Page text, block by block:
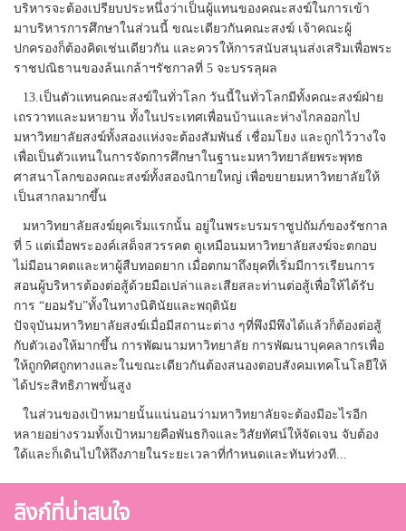
บริหารจะต้องเปรียบประหนึ่งว่าเป็นผู้แทนของคณะสงฆ์ในการเข้า
มาบริหารการศึกษาในส่วนนี้ ขณะเดียวกันคณะสงฆ์ เจ้าคณะผู้
ปกครองก็ต้องคิดเช่นเดียวกัน และควรให้การสนับสนุนส่งเสริมเพื่อพระ
ราชปณิธานของล้นเกล้าฯรัชกาลที่ 5 จะบรรลุผล
13.เป็นตัวแทนคณะสงฆ์ในทั่วโลก วันนี้ในทั่วโลกมีทั้งคณะสงฆ์ฝ่าย
เถรวาทและมหายาน ทั้งในประเทศเพื่อนบ้านและห่างไกลออกไป
มหาวิทยาลัยสงฆ์ทั้งสองแห่งจะต้องสัมพันธ์ เชื่อมโยง และถูกไว้วางใจ
เพื่อเป็นตัวแทนในการจัดการศึกษาในฐานะมหาวิทยาลัยพระพุทธ
ศาสนาโลกของคณะสงฆ์ทั้งสองนิกายใหญ่ เพื่อขยายมหาวิทยาลัยให้
เป็นสากลมากขึ้น
มหาวิทยาลัยสงฆ์ยุคเริ่มแรกนั้น อยู่ในพระบรมราชูปถัมภ์ของรัชกาล
ที่ 5 แต่เมื่อพระองค์เสด็จสวรรคต ดูเหมือนมหาวิทยาลัยสงฆ์จะตกอบ
ไม่มีอนาคตและหาผู้สืบทอดยาก เมื่อตกมาถึงยุคที่เริ่มมีการเรียนการ
สอนผู้บริหารต้องต่อสู้ด้วยมือเปล่าและเสียสละท่านต่อสู้เพื่อให้ได้รับ
การ “ยอมรับ”ทั้งในทางนิตินัยและพฤตินัย
ปัจจุบันมหาวิทยาลัยสงฆ์เมื่อมีสถานะต่าง ๆที่พึงมีพึงได้แล้วก็ต้องต่อสู้
กับตัวเองให้มากขึ้น การพัฒนามหาวิทยาลัย การพัฒนาบุคคลากรเพื่อ
ให้ถูกทิศถูกทางและในขณะเดียวกันต้องสนองตอบสังคมเทคโนโลยีให้
ได้ประสิทธิภาพขั้นสูง
ในส่วนของเป้าหมายนั้นแน่นอนว่ามหาวิทยาลัยจะต้องมีอะไรอีก
หลายอย่างรวมทั้งเป้าหมายคือพันธกิจและวิสัยทัศน์ให้จัดเจน จับต้อง
ใด้และก็เดินไปให้ถึงภายในระยะเวลาที่กำหนดและทันท่วงที...
ลิงก์ที่น่าสนใจ